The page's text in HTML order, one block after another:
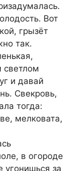
Вот
грызёт
так.
светлом
и давай
Свекровь,
тогда:
мелковата,
в огороде
угонишься за